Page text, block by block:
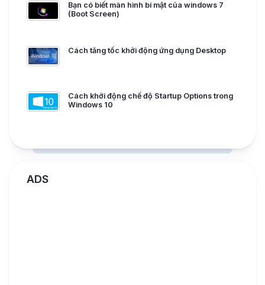
Bạn có biết màn hình bí mật của windows 7
(Boot Screen)
Cách tăng tốc khởi động ứng dụng Desktop
Cách khởi động chế độ Startup Options trong
Windows 10
ADS